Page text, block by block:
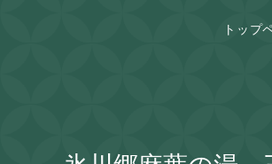
トップ